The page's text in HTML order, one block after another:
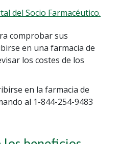
del Socio Farmacéutico.
comprobar sus
en una farmacia de
los costes de los
en la farmacia de
al 1-844-254-9483